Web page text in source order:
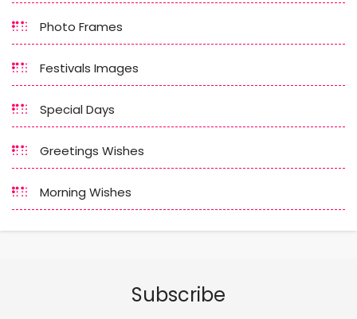
Photo Frames
Festivals Images
Special Days
Greetings Wishes
Morning Wishes
Subscribe